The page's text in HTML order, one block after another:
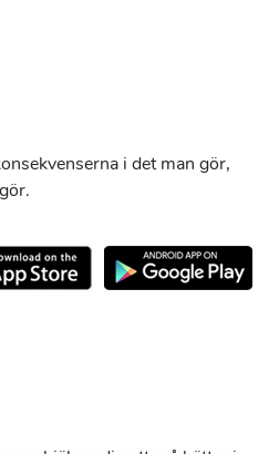
i det man gör,